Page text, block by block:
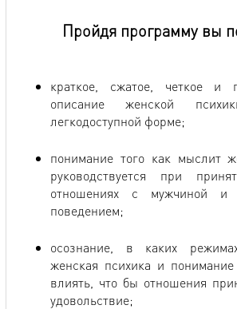
Пройдя программу вы
краткое, сжатое, четкое и
описание женской
легкодоступной форме;
понимание того как мыслит
руководствуется при
отношениях с мужчиной
поведением;
осознание, в каких
женская психика и
влиять, что бы отношения
удовольствие;